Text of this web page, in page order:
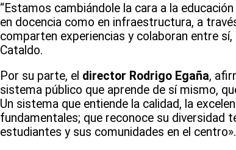
“Estamos cambiándole la cara a la
en docencia como en infraestructura, a
comparten experiencias y colaboran entre
Cataldo.
Por su parte, el director Rodrigo Egaña,
sistema público que aprende de sí mismo,
Un sistema que entiende la calidad, la
fundamentales; que reconoce su diversidad
estudiantes y sus comunidades en el centro».